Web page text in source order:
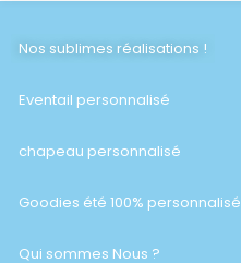
Nos sublimes réalisations !
Eventail personnalisé
chapeau personnalisé
Goodies été 100% personnalisé
Qui sommes Nous ?